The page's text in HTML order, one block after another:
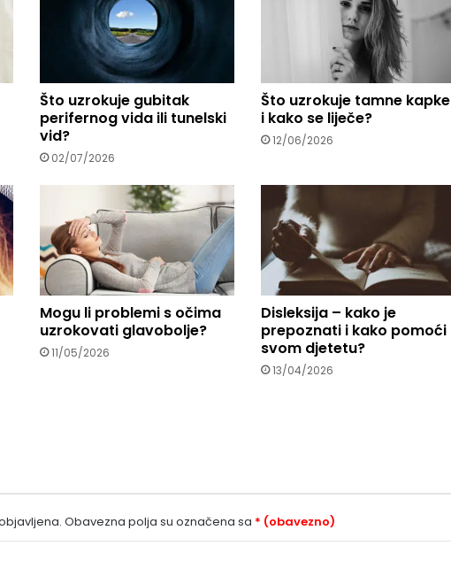
Što uzrokuje gubitak
perifernog vida ili tunelski
vid?
02/07/2026
Što uzrokuje tamne kapke
i kako se liječe?
12/06/2026
Mogu li problemi s očima
uzrokovati glavobolje?
11/05/2026
Disleksija – kako je
prepoznati i kako pomoći
svom djetetu?
13/04/2026
Obavezna polja su označena sa * (obavezno)